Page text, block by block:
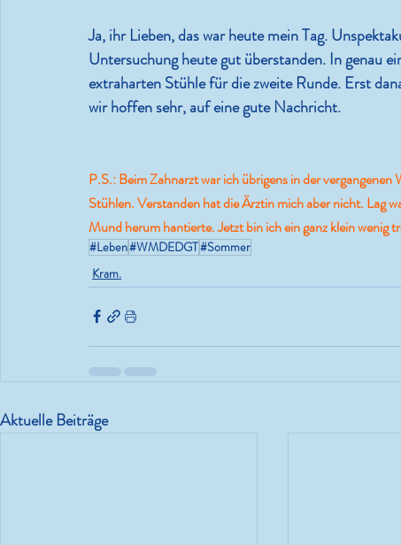
Ja, ihr Lieben, das war heute mein Tag.
Untersuchung heute gut überstanden. In genau
extraharten Stühle für die zweite Runde. Erst
wir hoffen sehr, auf eine gute Nachricht.
P.S.: Beim Zahnarzt war ich übrigens in der
Stühlen. Verstanden hat die Ärztin mich aber nicht. Lag
Mund herum hantierte. Jetzt bin ich ein ganz klein wenig
#Leben#WMDEDGT#Sommer
Kram.
Aktuelle Beiträge